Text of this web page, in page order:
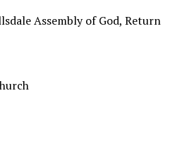
Assembly of God, Return